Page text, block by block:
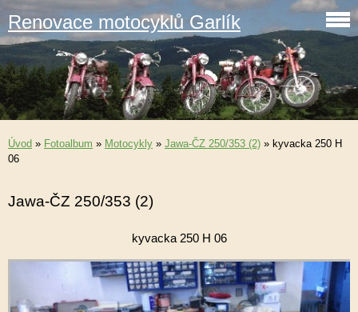
Renovace motocyklů Garlík
Úvod » Fotoalbum » Motocykly » Jawa-ČZ 250/353 (2) » kyvacka 250 H
06
Jawa-ČZ 250/353 (2)
kyvacka 250 H 06